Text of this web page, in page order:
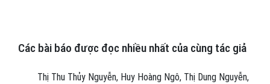
Các bài báo được đọc nhiều nhất của cùng tác giả
Thị Thu Thủy Nguyễn, Huy Hoàng Ngô, Thị Dung Nguyễn,